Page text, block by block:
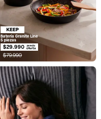
KEEP
Batería Granite Line
5 piezas
$29.990
$79.990